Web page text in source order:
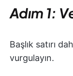
Adım 1:
Başlık satırı
vurgulayın.